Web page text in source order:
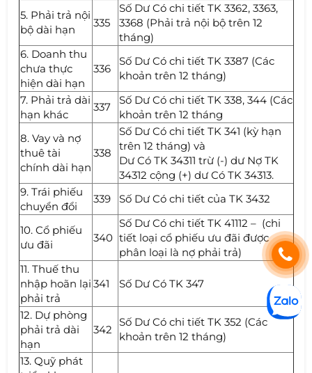
5. Phải trả nội
bộ dài hạn
335
Số Dư Có chi tiết TK 3362, 3363,
3368 (Phải trả nội bộ trên 12
tháng)
6. Doanh thu
chưa thực
hiện dài hạn
336
Số Dư Có chi tiết TK 3387 (Các
khoản trên 12 tháng)
7. Phải trả dài
hạn khác
337
Số Dư Có chi tiết TK 338, 344 (Các
khoản trên 12 tháng
8. Vay và nợ
thuê tài
chính dài hạn
338
Số Dư Có chi tiết TK 341 (kỳ hạn
trên 12 tháng) và
Dư Có TK 34311 trừ (-) dư Nợ TK
34312 cộng (+) dư Có TK 34313.
9. Trái phiếu
chuyển đổi
339 Số Dư Có chi tiết của TK 3432
10. Cổ phiếu
ưu đãi
340
Số Dư Có chi tiết TK 41112 – (chi
tiết loại cổ phiếu ưu đãi được
phân loại là nợ phải trả)
11. Thuế thu
nhập hoãn lại
phải trả
341 Số Dư Có TK 347
12. Dự phòng
phải trả dài
hạn
342
Số Dư Có chi tiết TK 352 (Các
khoản trên 12 tháng)
13. Quỹ phát